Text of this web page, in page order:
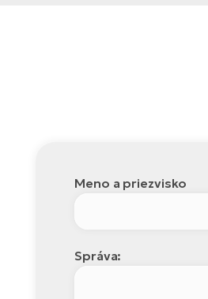
Meno a priezvisko
Správa: